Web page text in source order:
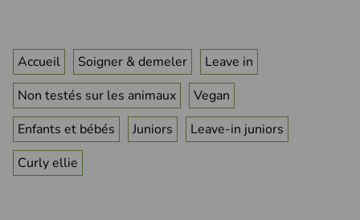
Accueil Soigner & demeler
Leave in
Non testés sur les animaux
Vegan
Enfants et bébés
Juniors
Leave-in juniors
Curly ellie